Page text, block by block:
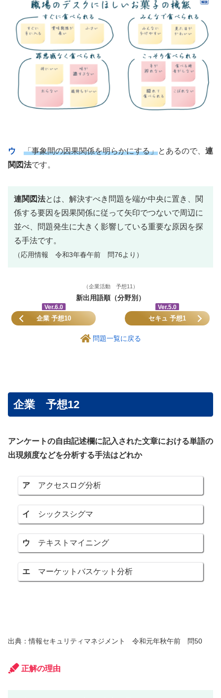
ウ 「事象間の因果関係を明らかにする」とあるので、 連
関図法です。
連関図法とは、解決すべき問題を端か中央に置き、関
係する要因を因果関係に従って矢印でつないで周辺に
並べ、問題発生に大きく影響している重要な原因を探
る手法です。
（応用情報 令和3年春午前 問76より）
（企業活動 予想11）
新出用語順（分野別）
Ver.6.0 Ver.5.0
企業 予想10 セキュ 予想1
問題一覧に戻る
企業 予想12
アンケートの自由記述欄に記入された文章における単語の
出現頻度などを分析する手法はどれか
ア アクセスログ分析
イ シックスシグマ
ウ テキストマイニング
エ マーケットバスケット分析
出典：情報セキュリティマネジメント 令和元年秋午前 問50
正解の理由